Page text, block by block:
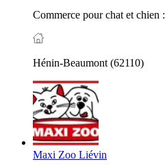
Commerce pour chat et chien :
Hénin-Beaumont (62110)
Maxi Zoo Liévin